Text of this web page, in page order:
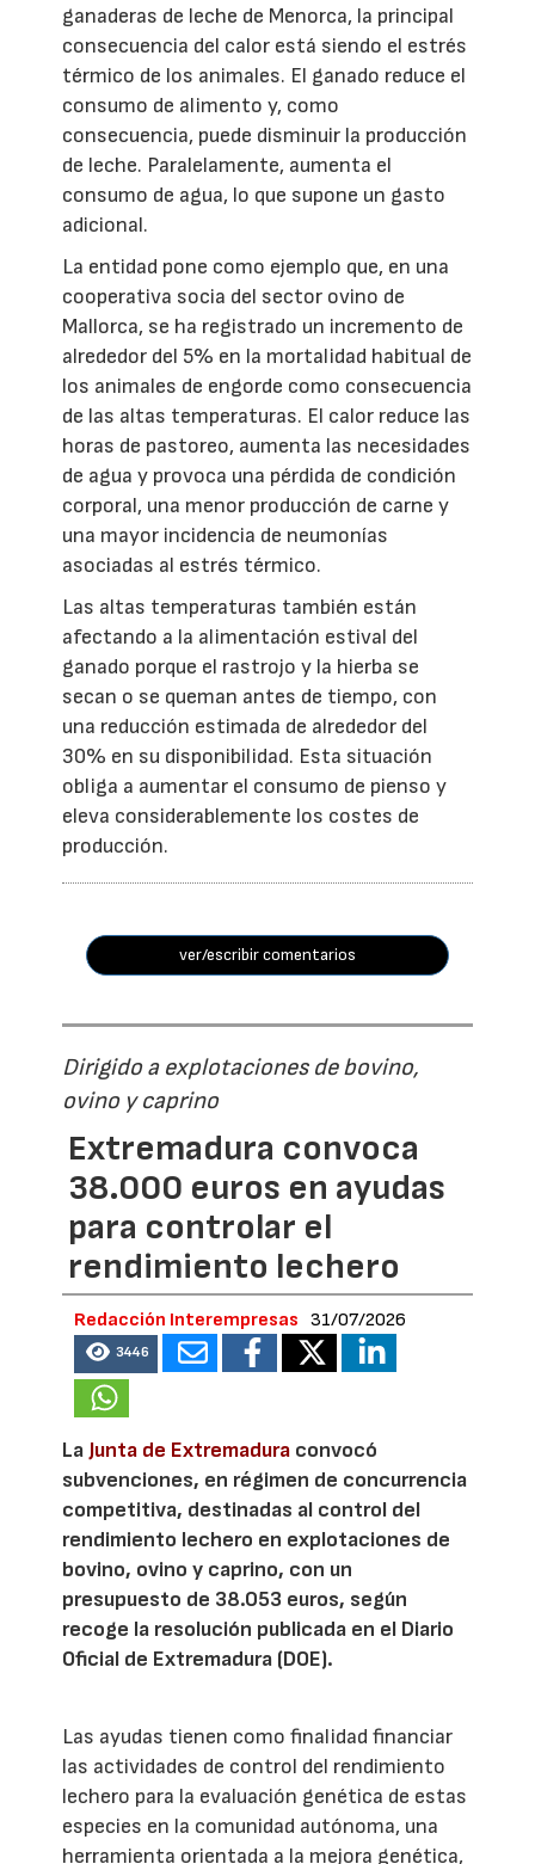
ganaderas de leche de Menorca, la principal
consecuencia del calor está siendo el estrés
térmico de los animales. El ganado reduce el
consumo de alimento y, como
consecuencia, puede disminuir la producción
de leche. Paralelamente, aumenta el
consumo de agua, lo que supone un gasto
adicional.
La entidad pone como ejemplo que, en una
cooperativa socia del sector ovino de
Mallorca, se ha registrado un incremento de
alrededor del 5% en la mortalidad habitual de
los animales de engorde como consecuencia
de las altas temperaturas. El calor reduce las
horas de pastoreo, aumenta las necesidades
de agua y provoca una pérdida de condición
corporal, una menor producción de carne y
una mayor incidencia de neumonías
asociadas al estrés térmico.
Las altas temperaturas también están
afectando a la alimentación estival del
ganado porque el rastrojo y la hierba se
secan o se queman antes de tiempo, con
una reducción estimada de alrededor del
30% en su disponibilidad. Esta situación
obliga a aumentar el consumo de pienso y
eleva considerablemente los costes de
producción.
ver/escribir comentarios
Dirigido a explotaciones de bovino,
ovino y caprino
Extremadura convoca
38.000 euros en ayudas
para controlar el
rendimiento lechero
Redacción Interempresas 31/07/2026
3446
LaJunta de Extremadura convocó
subvenciones, en régimen de concurrencia
competitiva, destinadas al control del
rendimiento lechero en explotaciones de
bovino, ovino y caprino, con un
presupuesto de 38.053 euros, según
recoge la resolución publicada en el Diario
Oficial de Extremadura (DOE).
Las ayudas tienen como finalidad financiar
las actividades de control del rendimiento
lechero para la evaluación genética de estas
especies en la comunidad autónoma, una
herramienta orientada a la mejora genética,